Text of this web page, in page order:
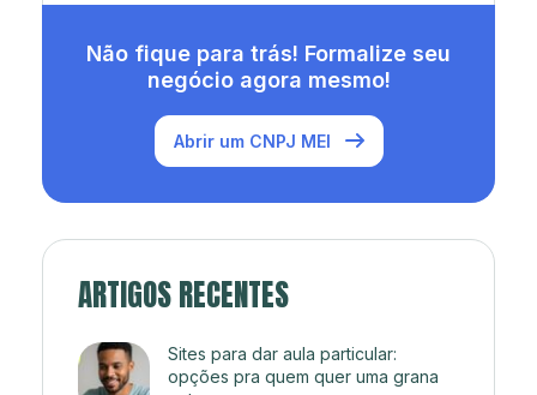
Não fique para trás! Formalize seu
negócio agora mesmo!
Abrir um CNPJ MEI
ARTIGOS RECENTES
Sites para dar aula particular:
opções pra quem quer uma grana